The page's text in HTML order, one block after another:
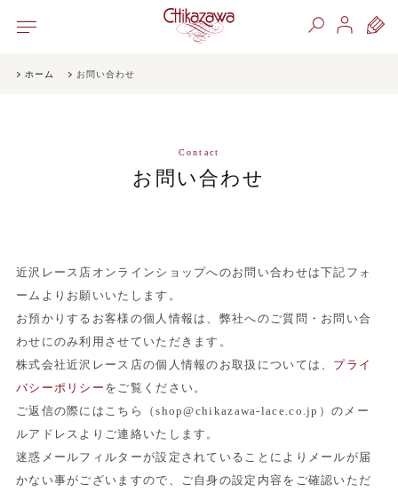
ホーム お問い合わせ
Contact
お問い合わせ
近沢レース店オンラインショップへのお問い合わせは下記フォ
ームよりお願いいたします。
お預かりするお客様の個人情報は、弊社へのご質問・お問い合
わせにのみ利用させていただきます。
株式会社近沢レース店の個人情報のお取扱については、 プライ
バシーポリシー をご覧ください。
ご返信の際にはこちら（shop@chikazawa-lace.co.jp）のメー
ルアドレスよりご連絡いたします。
迷惑メールフィルターが設定されていることによりメールが届
かない事がございますので、ご自身の設定内容をご確認いただ